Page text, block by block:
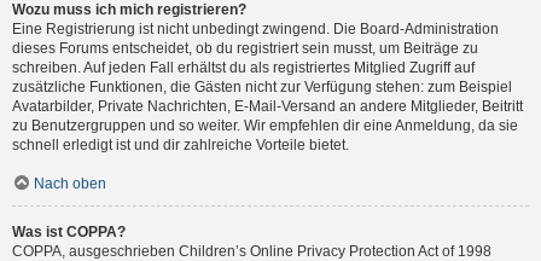
Wozu muss ich mich registrieren?
Eine Registrierung ist nicht unbedingt zwingend. Die Board-Administration
dieses Forums entscheidet, ob du registriert sein musst, um Beiträge zu
schreiben. Auf jeden Fall erhältst du als registriertes Mitglied Zugriff auf
zusätzliche Funktionen, die Gästen nicht zur Verfügung stehen: zum Beispiel
Avatarbilder, Private Nachrichten, E-Mail-Versand an andere Mitglieder, Beitritt
zu Benutzergruppen und so weiter. Wir empfehlen dir eine Anmeldung, da sie
schnell erledigt ist und dir zahlreiche Vorteile bietet.
Nach oben
Was ist COPPA?
COPPA, ausgeschrieben Children’s Online Privacy Protection Act of 1998